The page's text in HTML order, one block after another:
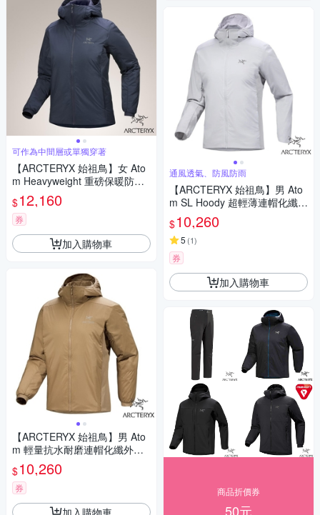
可作為中間層或單獨穿著
【ARCTERYX 始祖鳥】女 Ato
m Heavyweight 重磅保暖防風
防潑透氣化纖連帽外套.夾克_X
000006947 黑寶石
$12,160
券
加入購物車
【ARCTERYX 始祖鳥】男 Ato
m 輕量抗水耐磨連帽化纖外套
(僅370g).防風保暖夾克_X0000
07487 帆布棕II
$10,260
券
加入購物車
通風透氣、防風防雨
【ARCTERYX 始祖鳥】男 Ato
m SL Hoody 超輕薄連帽化纖保
暖外套.夾克.風衣_X00000956
0 沈靜灰
$10,260
5 (1)
券
加入購物車
商品折價券
50元